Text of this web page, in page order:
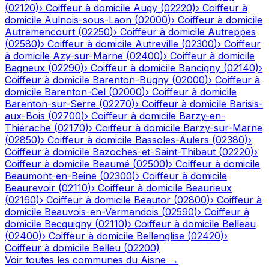
(02120)› Coiffeur à domicile Augy (02220)› Coiffeur à
domicile Aulnois-sous-Laon (02000)› Coiffeur à domicile
Autremencourt (02250)› Coiffeur à domicile Autreppes
(02580)› Coiffeur à domicile Autreville (02300)› Coiffeur
à domicile Azy-sur-Marne (02400)› Coiffeur à domicile
Bagneux (02290)› Coiffeur à domicile Bancigny (02140)›
Coiffeur à domicile Barenton-Bugny (02000)› Coiffeur à
domicile Barenton-Cel (02000)› Coiffeur à domicile
Barenton-sur-Serre (02270)› Coiffeur à domicile Barisis-
aux-Bois (02700)› Coiffeur à domicile Barzy-en-
Thiérache (02170)› Coiffeur à domicile Barzy-sur-Marne
(02850)› Coiffeur à domicile Bassoles-Aulers (02380)›
Coiffeur à domicile Bazoches-et-Saint-Thibaut (02220)›
Coiffeur à domicile Beaumé (02500)› Coiffeur à domicile
Beaumont-en-Beine (02300)› Coiffeur à domicile
Beaurevoir (02110)› Coiffeur à domicile Beaurieux
(02160)› Coiffeur à domicile Beautor (02800)› Coiffeur à
domicile Beauvois-en-Vermandois (02590)› Coiffeur à
domicile Becquigny (02110)› Coiffeur à domicile Belleau
(02400)› Coiffeur à domicile Bellenglise (02420)›
Coiffeur à domicile Belleu (02200)
Voir toutes les communes du Aisne →